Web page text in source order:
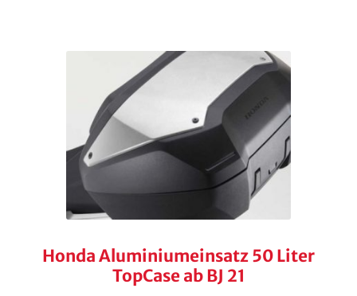
Honda Aluminiumeinsatz 50 Liter
TopCase ab BJ 21